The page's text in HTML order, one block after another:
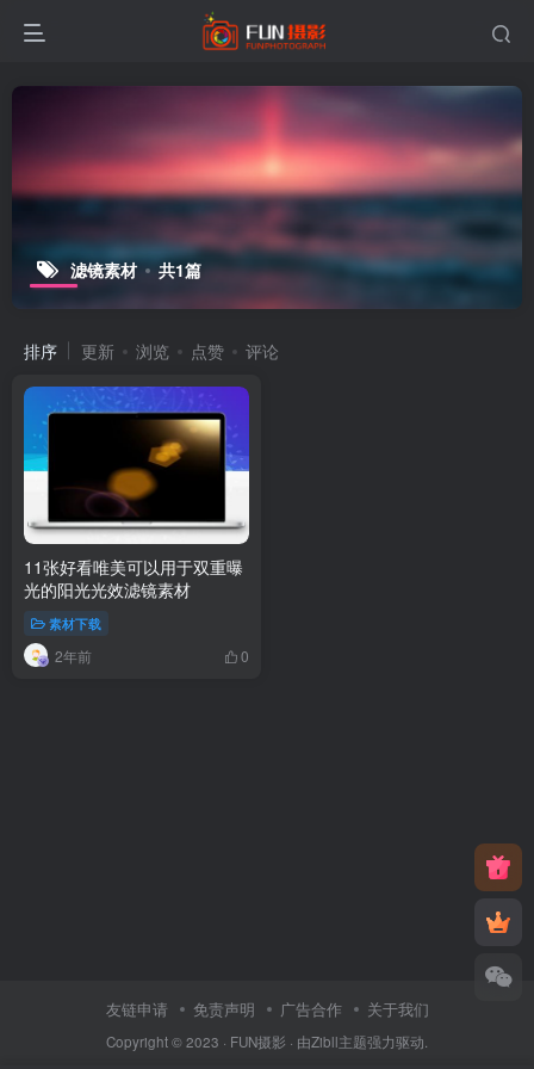
滤镜素材 共1篇
排序 更新 浏览 点赞 评论
11张好看唯美可以用于双重曝
光的阳光光效滤镜素材
素材下载
2年前 0
友链申请 免责声明 广告合作 关于我们
Copyright © 2023 · FUN摄影 · 由Zibll主题强力驱动.